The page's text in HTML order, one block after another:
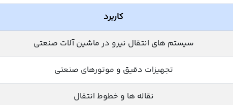
کاربرد
سیستم های انتقال نیرو در ماشین آلات صنعتی
تجهیزات دقیق و موتورهای صنعتی
نقاله ها و خطوط انتقال